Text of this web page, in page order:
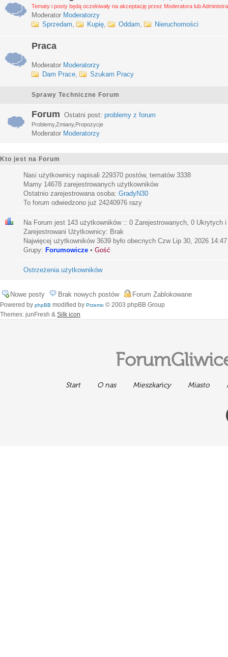
Tematy i posty będą oczekiwały na akceptację przez Moderatora lub
Moderator Moderatorzy
Sprzedam, Kupię, Oddam, Nieruchomości
Praca
Moderator Moderatorzy
Dam Prace, Szukam Pracy
Sprawy Techniczne Forum
Forum Ostatni post: problemy z forum
Problemy,Zmiany,Propozycje
Moderator Moderatorzy
Kto jest na Forum
Nasi użytkownicy napisali 229370 postów, tematów 3338
Mamy 14678 zarejestrowanych użytkowników
Ostatnio zarejestrowana osoba: GradyN30
To forum odwiedzono już 24240976 razy
Na Forum jest 143 użytkowników :: 0 Zarejestrowanych, 0 Ukrytych
Zarejestrowani Użytkownicy: Brak
Najwięcej użytkowników 3639 było obecnych Czw Lip 30, 2026 14:47
Grupy: Forumowicze • Gość
Ostrzeżenia użytkowników
Nowe posty Brak nowych postów Forum Zablokowane
Powered by phpBB modified by Przemo © 2003 phpBB Group
Themes: junFresh & Silk icon
Start O nas Mieszkańcy Miasto